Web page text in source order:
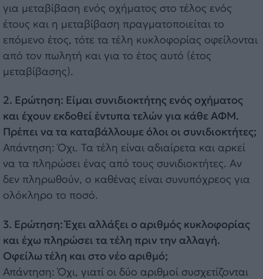
για μεταβίβαση ενός οχήματος στο τέλος ενός
έτους και η μεταβίβαση πραγματοποιείται το
επόμενο έτος, τότε τα τέλη κυκλοφορίας οφείλονται
από τον πωλητή και για το έτος αυτό (έτος
μεταβίβασης).
2. Ερώτηση: Είμαι συνιδιοκτήτης ενός οχήματος
και έχουν εκδοθεί έντυπα τελών για κάθε ΑΦΜ.
Πρέπει να τα καταβάλλουμε όλοι οι συνιδιοκτήτες;
Απάντηση: Όχι. Τα τέλη είναι αδιαίρετα και αρκεί
να τα πληρώσει ένας από τους συνιδιοκτήτες. Αν
δεν πληρωθούν, ο καθένας είναι συνυπόχρεος για
ολόκληρο το ποσό.
3. Ερώτηση: Έχει αλλάξει ο αριθμός κυκλοφορίας
και έχω πληρώσει τα τέλη πριν την αλλαγή.
Οφείλω τέλη και στο νέο αριθμό;
Απάντηση: Όχι, γιατί οι δύο αριθμοί συσχετίζονται